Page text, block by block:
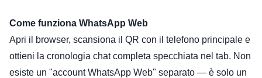
Come funziona WhatsApp Web
Apri il browser, scansiona il QR con il telefono principale e
ottieni la cronologia chat completa specchiata nel tab. Non
esiste un "account WhatsApp Web" separato — è solo un